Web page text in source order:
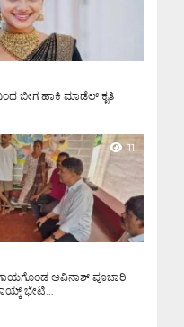
ಬೀಗ ಹಾಕಿ ಮಾಡೆಲ್ ಕೃತಿ
11
ಗಾಯಗೊಂಡ ಅವಿನಾಶ್ ಪೂಜಾರಿ
ಭೇಟಿ...